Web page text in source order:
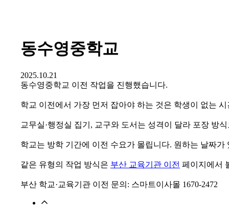
동수영중학교
2025.10.21
동수영중학교 이전 작업을 진행했습니다.
학교 이전에서 가장 먼저 잡아야 하는 것은 학생이 없는
교무실·행정실 집기, 교구와 도서는 성격이 달라 포장 방
학교는 방학 기간에 이전 수요가 몰립니다. 원하는 날짜
같은 유형의 작업 방식은 부산 교육기관 이전 페이지에서
부산 학교·교육기관 이전 문의: 스마트이사몰 1670-2472